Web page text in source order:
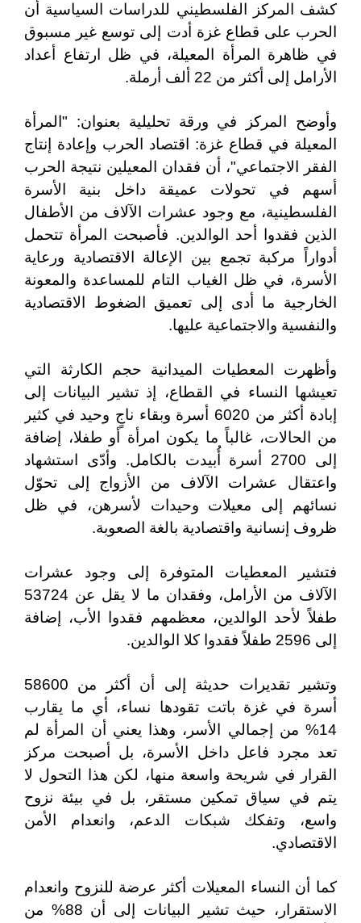
كشف المركز الفلسطيني للدراسات السياسية أن
الحرب على قطاع غزة أدت إلى توسع غير مسبوق
في ظاهرة المرأة المعيلة، في ظل ارتفاع أعداد
الأرامل إلى أكثر من 22 ألف أرملة.
وأوضح المركز في ورقة تحليلية بعنوان: "المرأة
المعيلة في قطاع غزة: اقتصاد الحرب وإعادة إنتاج
الفقر الاجتماعي"، أن فقدان المعيلين نتيجة الحرب
أسهم في تحولات عميقة داخل بنية الأسرة
الفلسطينية، مع وجود عشرات الآلاف من الأطفال
الذين فقدوا أحد الوالدين. فأصبحت المرأة تتحمل
أدواراً مركبة تجمع بين الإعالة الاقتصادية ورعاية
الأسرة، في ظل الغياب التام للمساعدة والمعونة
الخارجية ما أدى إلى تعميق الضغوط الاقتصادية
والنفسية والاجتماعية عليها.
وأظهرت المعطيات الميدانية حجم الكارثة التي
تعيشها النساء في القطاع، إذ تشير البيانات إلى
إبادة أكثر من 6020 أسرة وبقاء ناجٍ وحيد في كثير
من الحالات، غالباً ما يكون امرأة أو طفلا، إضافة
إلى 2700 أسرة أُبيدت بالكامل. وأدّى استشهاد
واعتقال عشرات الآلاف من الأزواج إلى تحوّل
نسائهم إلى معيلات وحيدات لأسرهن، في ظل
ظروف إنسانية واقتصادية بالغة الصعوبة.
فتشير المعطيات المتوفرة إلى وجود عشرات
الآلاف من الأرامل، وفقدان ما لا يقل عن 53724
طفلاً لأحد الوالدين، معظمهم فقدوا الأب، إضافة
إلى 2596 طفلاً فقدوا كلا الوالدين.
وتشير تقديرات حديثة إلى أن أكثر من 58600
أسرة في غزة باتت تقودها نساء، أي ما يقارب
14% من إجمالي الأسر، وهذا يعني أن المرأة لم
تعد مجرد فاعل داخل الأسرة، بل أصبحت مركز
القرار في شريحة واسعة منها، لكن هذا التحول لا
يتم في سياق تمكين مستقر، بل في بيئة نزوح
واسع، وتفكك شبكات الدعم، وانعدام الأمن
الاقتصادي.
كما أن النساء المعيلات أكثر عرضة للنزوح وانعدام
الاستقرار، حيث تشير البيانات إلى أن 88% من